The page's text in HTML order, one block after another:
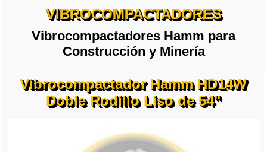
VIBROCOMPACTADORES
Vibrocompactadores Hamm para
Construcción y Minería
Vibrocompactador Hamm HD14W
Doble Rodillo Liso de 54"